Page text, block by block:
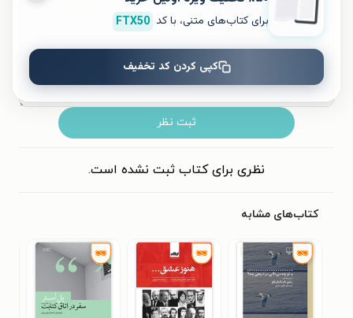
ثبت نظر
نظری برای کتاب ثبت نشده است.
کتاب‌های مشابه
برای کتاب‌های متنی، با کد FTX50
کپی کردن کد تخفیف